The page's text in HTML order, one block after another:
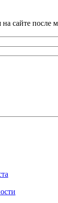
сайте после